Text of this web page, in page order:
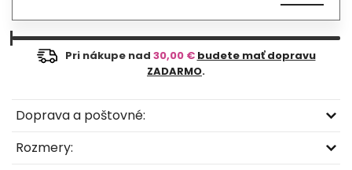
Pri nákupe nad 30,00 € budete mať dopravu
ZADARMO.
Doprava a poštovné:
Rozmery: